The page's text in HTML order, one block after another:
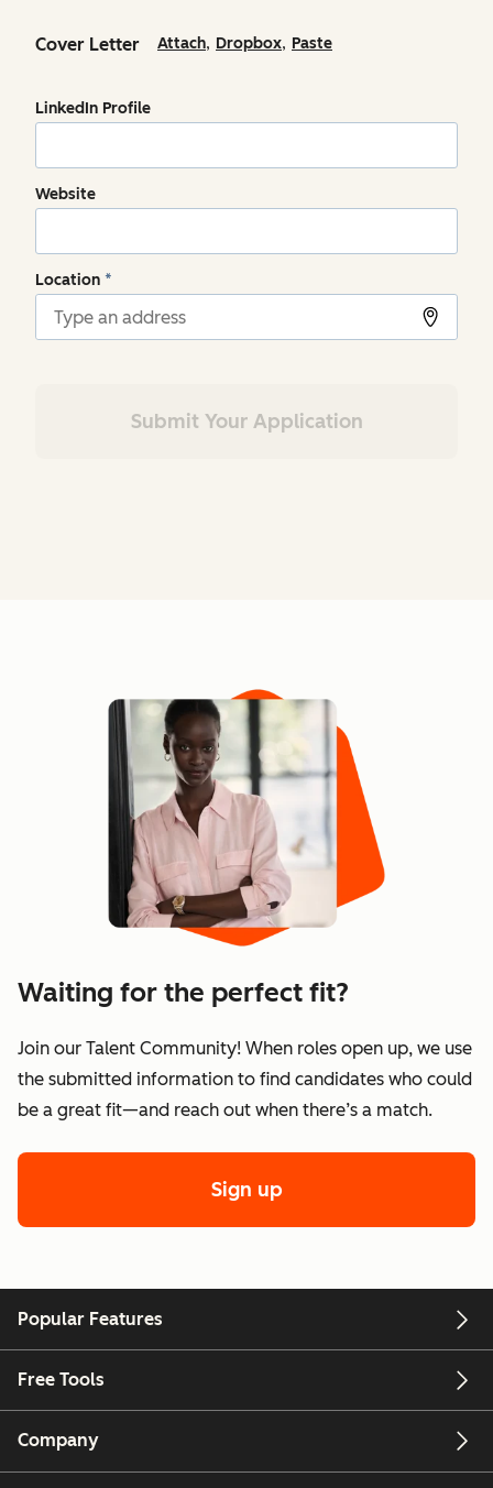
Cover Letter Attach, Dropbox, Paste
LinkedIn Profile
Website
Location *
Submit Your Application
Waiting for the perfect fit?
Join our Talent Community! When roles open up, we use
the submitted information to find candidates who could
be a great fit—and reach out when there’s a match.
Sign up
Popular Features
Free Tools
Company